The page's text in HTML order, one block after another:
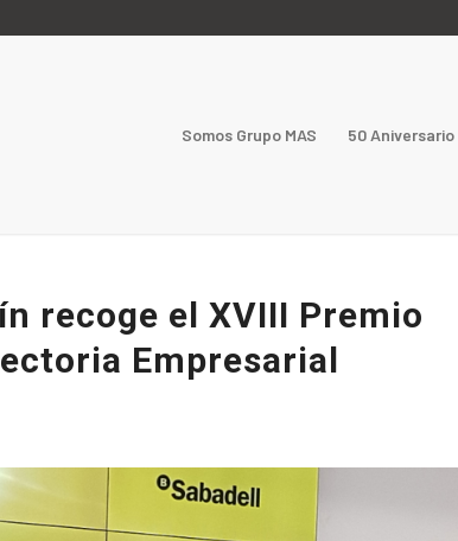
Somos Grupo MAS 50 Aniversario
recoge el XVIII Premio
Empresarial